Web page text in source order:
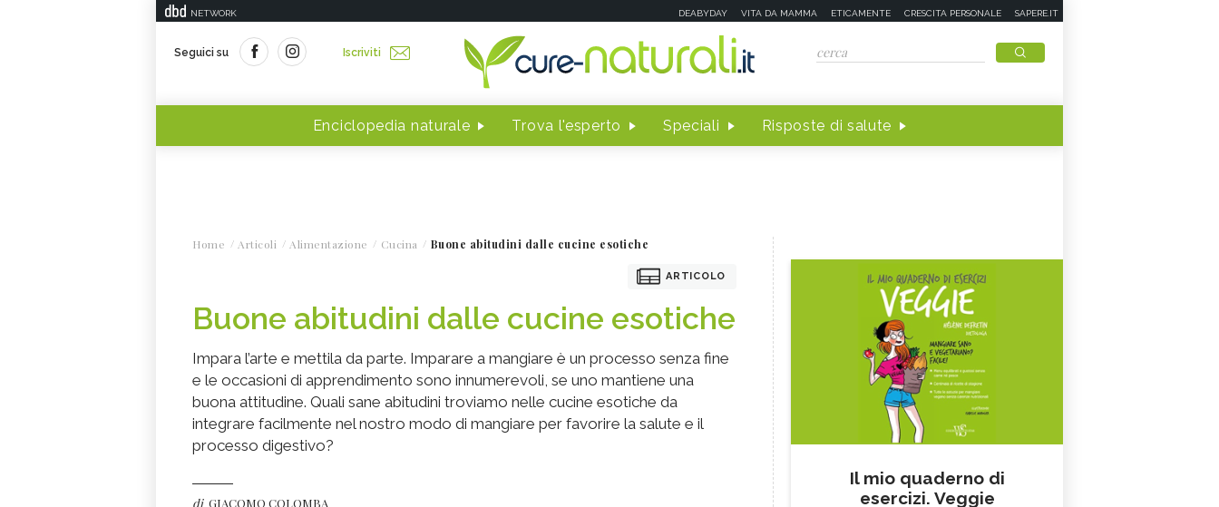
NETWORK DEABYDAY VITA DA MAMMA ETICAMENTE CRESCITA PERSONALE SAPERE.IT
Seguici su Iscriviti
Enciclopedia naturale Trova l'esperto Speciali Risposte di salute
Home Articoli Alimentazione Cucina Buone abitudini dalle cucine esotiche
ARTICOLO
Buone abitudini dalle cucine esotiche
Impara l’arte e mettila da parte. Imparare a mangiare è un processo senza fine
e le occasioni di apprendimento sono innumerevoli, se uno mantiene una
buona attitudine. Quali sane abitudini troviamo nelle cucine esotiche da
integrare facilmente nel nostro modo di mangiare per favorire la salute e il
processo digestivo?
di GIACOMO COLOMBA
Il mio quaderno di
esercizi. Veggie